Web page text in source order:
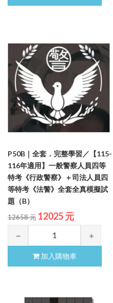
P50B｜全套．完整學習／【115-
116年適用】一般警察人員四等
特考《行政警察》＋司法人員四
等特考《法警》全套全真模擬試
題（B）
12658 元 12025 元
加入購物車